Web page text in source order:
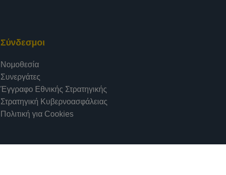
Σύνδεσμοι
Νομοθεσία
Συνεργάτες
Έγγραφο Εθνικής Στρατηγικής
Στρατηγική Κυβερνοασφάλειας
Πολιτική για Cookies